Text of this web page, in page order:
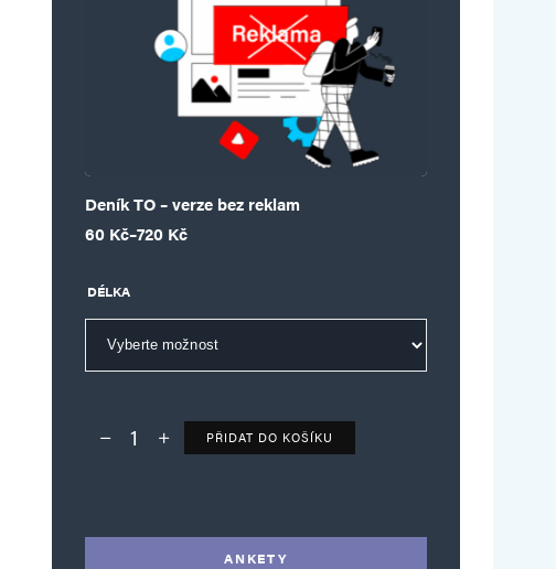
Deník TO – verze bez reklam
60 Kč–720 Kč
Rozpětí cen: 60 Kč až 720 Kč
DÉLKA
Deník TO – verze bez reklam množství
PŘIDAT DO KOŠÍKU
ANKETY